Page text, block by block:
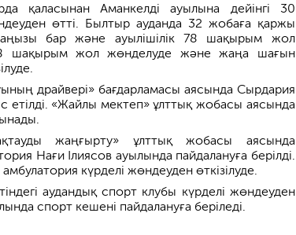
қаласынан Аманкелді ауылына дейінгі 30
өтті. Былтыр ауданда 32 жобаға қаржы
бар және ауылішілік 78 шақырым жол
шақырым жол жөнделуде және жаңа шағын
драйвері» бағдарламасы аясында Сырдария
етілді. «Жайлы мектеп» ұлттық жобасы аясында
жаңғырту» ұлттық жобасы аясында
Нағи Ілиясов ауылында пайдалануға берілді.
күрделі жөндеуден өткізілуде.
аудандық спорт клубы күрделі жөндеуден
спорт кешені пайдалануға беріледі.